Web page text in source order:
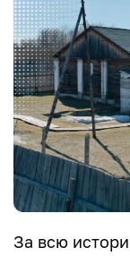
За всю